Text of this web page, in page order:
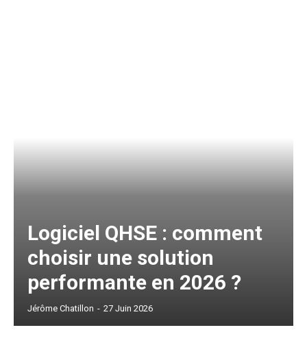
Logiciel QHSE : comment
choisir une solution
performante en 2026 ?
Jérôme Chatillon - 27 Juin 2026